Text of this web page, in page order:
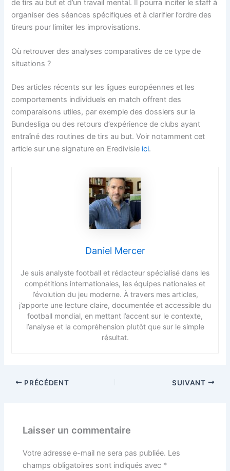
de tirs au but et d’un travail mental. Il pourra inciter le staff à
organiser des séances spécifiques et à clarifier l’ordre des
tireurs pour limiter les improvisations.
Où retrouver des analyses comparatives de ce type de
situations ?
Des articles récents sur les ligues européennes et les
comportements individuels en match offrent des
comparaisons utiles, par exemple des dossiers sur la
Bundesliga ou des retours d’expérience de clubs ayant
entraîné des routines de tirs au but. Voir notamment cet
article sur une signature en Eredivisie ici.
Daniel Mercer
Je suis analyste football et rédacteur spécialisé dans les
compétitions internationales, les équipes nationales et
l’évolution du jeu moderne. À travers mes articles,
j’apporte une lecture claire, documentée et accessible du
football mondial, en mettant l’accent sur le contexte,
l’analyse et la compréhension plutôt que sur le simple
résultat.
PRÉCÉDENT SUIVANT
Laisser un commentaire
Votre adresse e-mail ne sera pas publiée. Les
champs obligatoires sont indiqués avec *